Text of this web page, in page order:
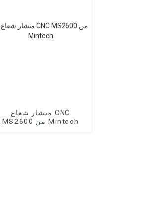
منشار شعاع CNC
MS2600 من Mintech